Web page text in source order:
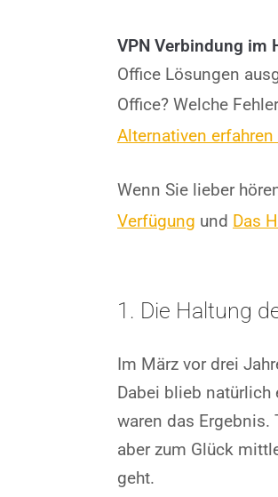
VPN Verbindung im
Office Lösungen
Office? Welche
Alternativen erfahren
Wenn Sie lieber
Verfügung und Das
1. Die Haltung
Im März vor drei
Dabei blieb
waren das
aber zum Glück
geht.